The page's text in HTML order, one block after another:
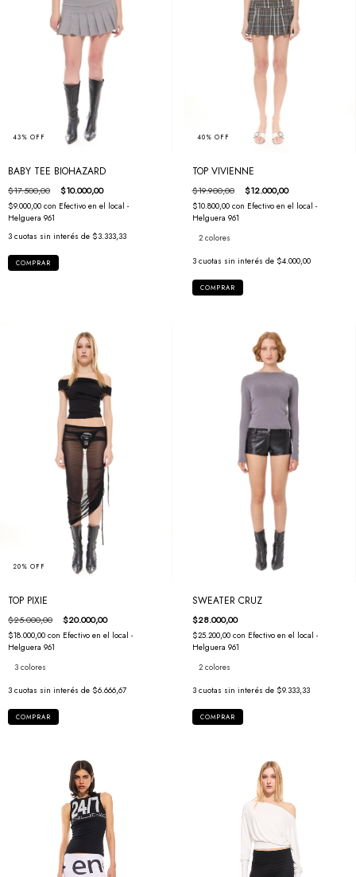
43% OFF
BABY TEE BIOHAZARD
$17.500,00 $10.000,00
$9.000,00 con Efectivo en el local -
Helguera 961
3 cuotas sin interés de $3.333,33
COMPRAR
40% OFF
TOP VIVIENNE
$19.900,00 $12.000,00
$10.800,00 con Efectivo en el local -
Helguera 961
2 colores
3 cuotas sin interés de $4.000,00
COMPRAR
20% OFF
TOP PIXIE
$25.000,00 $20.000,00
$18.000,00 con Efectivo en el local -
Helguera 961
3 colores
3 cuotas sin interés de $6.666,67
COMPRAR
SWEATER CRUZ
$28.000,00
$25.200,00 con Efectivo en el local -
Helguera 961
2 colores
3 cuotas sin interés de $9.333,33
COMPRAR